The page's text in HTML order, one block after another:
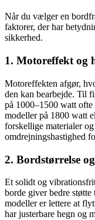
Når du vælger en
faktorer, der har
sikkerhed.
1. Motoreffekt og
Motoreffekten afgør,
den kan bearbejde. Til
på 1000–1500 watt
modeller på 1800 watt
forskellige materialer
omdrejningshastighed
2. Bordstørrelse
Et solidt og
borde giver bedre
modeller er lettere at
har justerbare hegn og